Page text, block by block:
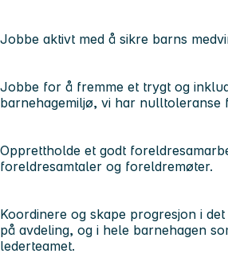
Jobbe aktivt med å sikre barns
Jobbe for å fremme et trygt og
barnehagemiljø, vi har nulltoleranse
Opprettholde et godt
foreldresamtaler og foreldremøter.
Koordinere og skape progresjon i
på avdeling, og i hele barnehagen
lederteamet.